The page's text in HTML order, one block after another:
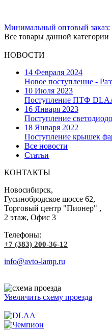
Минимальный оптовый заказ:
Все товары данной категории
НОВОСТИ
14 Февраля 2024
Новое поступление -
10 Июля 2023
Поступление ПТФ
16 Января 2023
Поступление
18 Января 2022
Поступление крышек
Все новости
Статьи
КОНТАКТЫ
Новосибирск,
Гусинобродское шоссе 62,
Торговый центр "Пионер" ,
2 этаж, Офис 3
Телефоны:
+7 (383) 200-36-12
info@avto-lamp.ru
Увеличить схему проезда